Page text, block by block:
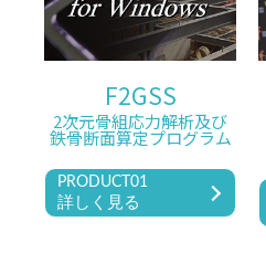
F2GSS
2次元骨組応力解析及び
鉄骨断面算定プログラム
PRODUCT01
詳しく見る